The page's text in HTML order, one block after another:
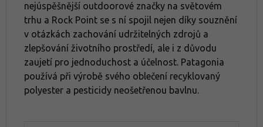
nejúspěšnější outdoorové značky na světovém
trhu a Rock Point se s ní spojil nejen díky souznění
v otázkách zachování udržitelných zdrojů a
zlepšování životního prostředí, ale i z důvodu
zaujetí pro jednoduchost a účelnost. Patagonia
používá při výrobě svého oblečení recyklovaný
polyester a pesticidy neošetřenou bavlnu.